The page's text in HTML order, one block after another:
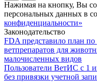
Нажимая на кнопку, Вы
персональных данных в
конфиденциальности»
Законодательство
FDA представило план
ветпрепаратов для
малочисленных видов
Пользователи ВетИС с 1
без привязки учетной